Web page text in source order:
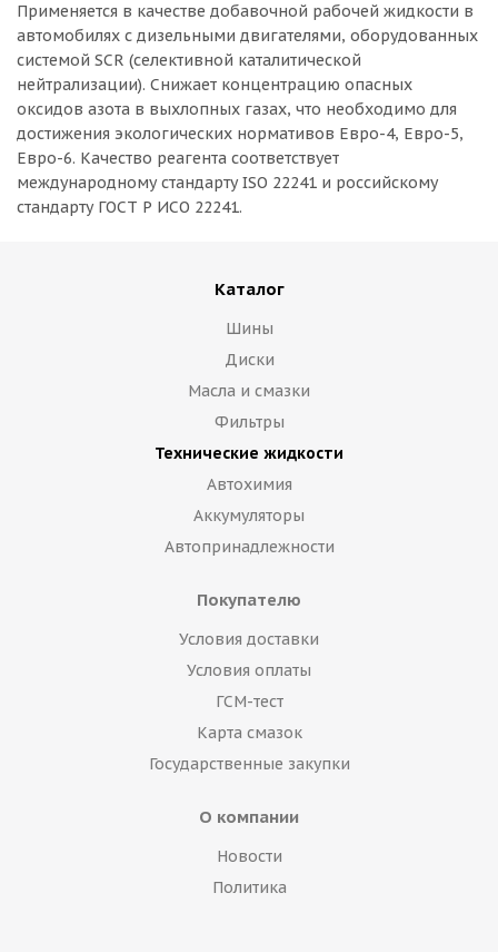
Применяется в качестве добавочной рабочей жидкости в
автомобилях с дизельными двигателями, оборудованных
системой SCR (селективной каталитической
нейтрализации). Снижает концентрацию опасных
оксидов азота в выхлопных газах, что необходимо для
достижения экологических нормативов Евро-4, Евро-5,
Евро-6. Качество реагента соответствует
международному стандарту ISO 22241 и российскому
стандарту ГОСТ Р ИСО 22241.
Каталог
Шины
Диски
Масла и смазки
Фильтры
Технические жидкости
Автохимия
Аккумуляторы
Автопринадлежности
Покупателю
Условия доставки
Условия оплаты
ГСМ-тест
Карта смазок
Государственные закупки
О компании
Новости
Политика